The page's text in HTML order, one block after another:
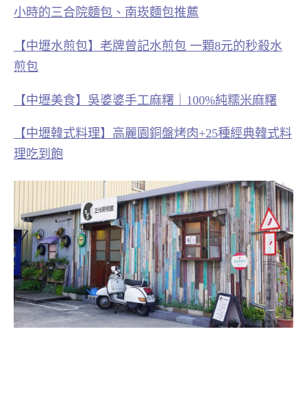
小時的三合院麵包、南崁麵包推薦
【中壢水煎包】老牌曾記水煎包 一顆8元的秒殺水
煎包
【中壢美食】吳婆婆手工麻糬｜100%純糯米麻糬
【中壢韓式料理】高麗園銅盤烤肉+25種經典韓式料
理吃到飽